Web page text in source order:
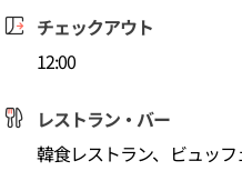
チェックアウト
12:00
レストラン・バー
韓食レストラン、ビュッ